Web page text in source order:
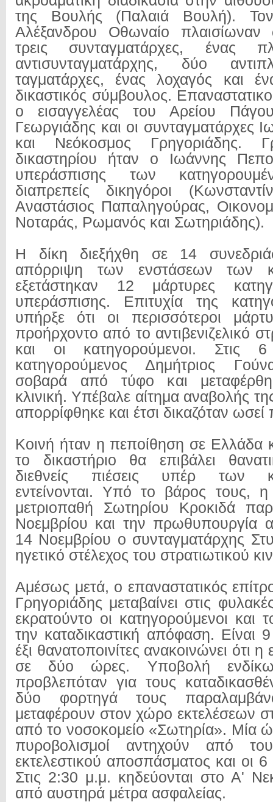
της Βουλής (Παλαιά Βουλή).
Αλέξανδρου Οθωναίο πλαισίωναν
τρεις συνταγματάρχες, ένας
αντισυνταγματάρχης, δύο
ταγματάρχες, ένας λοχαγός και
δικαστικός σύμβουλος.
ο εισαγγελέας του Αρείου
Γεωργιάδης και οι συνταγματάρχες
και Νεόκοσμος Γρηγοριάδης.
δικαστηρίου ήταν ο Ιωάννης
υπεράσπισης των
διαπρεπείς δικηγόροι
Αναστάσιος Παπαληγούρας,
Νοταράς, Ρωμανός και Σωτηριάδης).
Η δίκη διεξήχθη σε 14
απόρριψη των ενστάσεων των
εξετάστηκαν 12 μάρτυρες
υπεράσπισης. Επιτυχία της
υπήρξε ότι οι περισσότεροι
προήρχοντο από το αντιβενιζελικό
και οι κατηγορούμενοι. Στις
κατηγορούμενος Δημήτριος
σοβαρά από τύφο και
κλινική. Υπέβαλε αίτημα αναβολής
απορρίφθηκε και έτσι δικαζόταν
Κοινή ήταν η πεποίθηση σε Ελλάδα
το δικαστήριο θα επιβάλει
διεθνείς πιέσεις υπέρ των
εντείνονται. Υπό το βάρος τους,
μετριοπαθή Σωτηρίου Κροκιδά
Νοεμβρίου και την πρωθυπουργία
14 Νοεμβρίου ο συνταγματάρχης
ηγετικό στέλεχος του στρατιωτικού
Αμέσως μετά, ο επαναστατικός
Γρηγοριάδης μεταβαίνει στις
εκρατούντο οι κατηγορούμενοι και
την καταδικαστική απόφαση. Είναι
έξι θανατοποινίτες ανακοινώνει ότι η
σε δύο ώρες. Υποβολή
προβλεπόταν για τους
δύο φορτηγά τους
μεταφέρουν στον χώρο εκτελέσεων
από το νοσοκομείο «Σωτηρία». Μία
πυροβολισμοί αντηχούν από
εκτελεστικού αποσπάσματος και οι
Στις 2:30 μ.μ. κηδεύονται στο Α'
από αυστηρά μέτρα ασφαλείας.